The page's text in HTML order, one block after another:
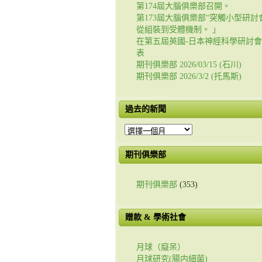
第174屆大腦俱樂部召開。
第173屆大腦俱樂部“突觸小型研討
從組裝到受體機制。 」
在第五屆英國-日本神經科學研討
表
期刊俱樂部 2026/03/15 (石川)
期刊俱樂部 2026/3/2 (托馬斯)
過去的新聞
過
的
新
期刊俱樂部
期刊俱樂部 (353)
贈款 & 學術社會
月球（癡呆）
月球研究(腸内細菌)